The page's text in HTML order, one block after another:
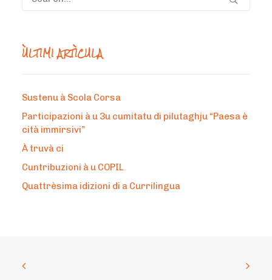
ÙLTIMI ARTÌCULA
Sustenu à Scola Corsa
Participazioni à u 3u cumitatu di pilutaghju “Paesa è
cità immirsivi”
À truvà ci
Cuntribuzioni à u COPIL
Quattrèsima idizioni di a Currilingua